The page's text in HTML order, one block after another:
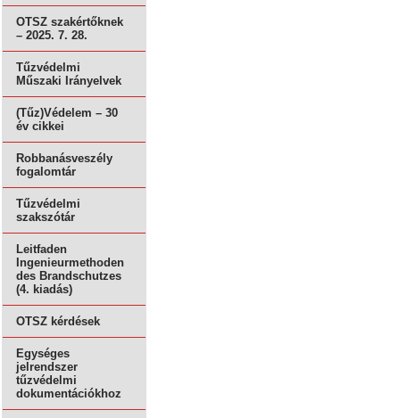
OTSZ szakértőknek
– 2025. 7. 28.
Tűzvédelmi
Műszaki Irányelvek
(Tűz)Védelem – 30
év cikkei
Robbanásveszély
fogalomtár
Tűzvédelmi
szakszótár
Leitfaden
Ingenieurmethoden
des Brandschutzes
(4. kiadás)
OTSZ kérdések
Egységes
jelrendszer
tűzvédelmi
dokumentációkhoz